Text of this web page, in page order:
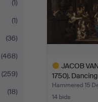
(1)
(1)
(36)
(468)
(259)
(18)
JACOB
1750).
Hammered 15
14 bids